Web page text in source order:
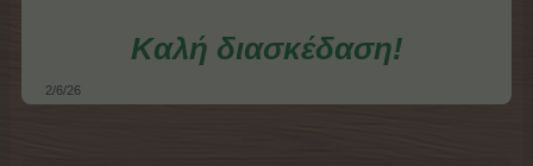
Καλή διασκέδαση!
2/6/26